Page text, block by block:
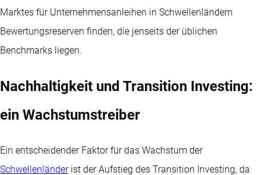
Marktes für Unternehmensanleihen in Schwellenländern
Bewertungsreserven finden, die jenseits der üblichen
Benchmarks liegen.
Nachhaltigkeit und Transition Investing:
ein Wachstumstreiber
Ein entscheidender Faktor für das Wachstum der
Schwellenländerist der Aufstieg des Transition Investing, da